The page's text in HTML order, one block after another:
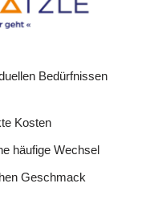
Bedürfnissen
Kosten
häufige Wechsel
Geschmack